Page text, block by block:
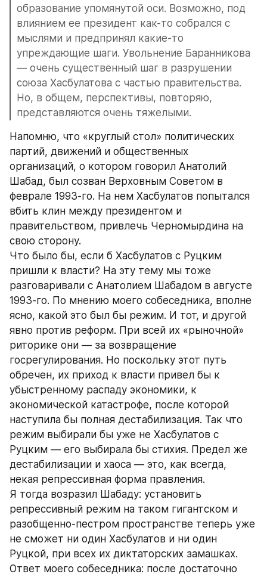
образование упомянутой оси. Возможно, под
влиянием ее президент как-то собрался с
мыслями и предпринял какие-то
упреждающие шаги. Увольнение Баранникова
— очень существенный шаг в разрушении
союза Хасбулатова с частью правительства.
Но, в общем, перспективы, повторяю,
представляются очень тяжелыми.
Напомню, что «круглый стол» политических
партий, движений и общественных
организаций, о котором говорил Анатолий
Шабад, был созван Верховным Советом в
феврале 1993-го. На нем Хасбулатов попытался
вбить клин между президентом и
правительством, привлечь Черномырдина на
свою сторону.
Что было бы, если б Хасбулатов с Руцким
пришли к власти? На эту тему мы тоже
разговаривали с Анатолием Шабадом в августе
1993-го. По мнению моего собеседника, вполне
ясно, какой это был бы режим. И тот, и другой
явно против реформ. При всей их «рыночной»
риторике они — за возвращение
госрегулирования. Но поскольку этот путь
обречен, их приход к власти привел бы к
убыстренному распаду экономики, к
экономической катастрофе, после которой
наступила бы полная дестабилизация. Так что
режим выбирали бы уже не Хасбулатов с
Руцким — его выбирала бы стихия. Предел же
дестабилизации и хаоса — это, как всегда,
некая репрессивная форма правления.
Я тогда возразил Шабаду: установить
репрессивный режим на таком гигантском и
разобщенно-пестром пространстве теперь уже
не сможет ни один Хасбулатов и ни один
Руцкой, при всех их диктаторских замашках.
Ответ моего собеседника: после достаточно